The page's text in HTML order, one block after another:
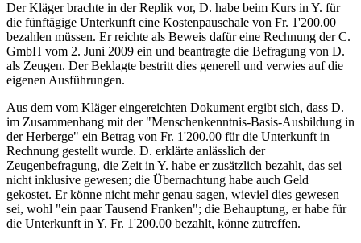
Der Kläger brachte in der Replik vor, D. habe beim Kurs in Y. für
die fünftägige Unterkunft eine Kostenpauschale von Fr. 1'200.00
bezahlen müssen. Er reichte als Beweis dafür eine Rechnung der C.
GmbH vom 2. Juni 2009 ein und beantragte die Befragung von D.
als Zeugen. Der Beklagte bestritt dies generell und verwies auf die
eigenen Ausführungen.
Aus dem vom Kläger eingereichten Dokument ergibt sich, dass D.
im Zusammenhang mit der "Menschenkenntnis-Basis-Ausbildung in
der Herberge" ein Betrag von Fr. 1'200.00 für die Unterkunft in
Rechnung gestellt wurde. D. erklärte anlässlich der
Zeugenbefragung, die Zeit in Y. habe er zusätzlich bezahlt, das sei
nicht inklusive gewesen; die Übernachtung habe auch Geld
gekostet. Er könne nicht mehr genau sagen, wieviel dies gewesen
sei, wohl "ein paar Tausend Franken"; die Behauptung, er habe für
die Unterkunft in Y. Fr. 1'200.00 bezahlt, könne zutreffen.